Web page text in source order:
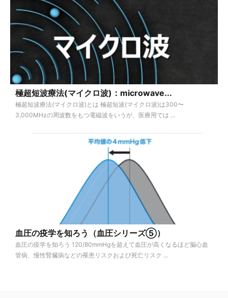
極超短波療法(マイクロ波)：microwave...
極超短波療法(マイクロ波)とは 極超短波(マイクロ波)は300〜
3,000MHzの周波数をもつ電磁波をいうが、医療用では ...
血圧の疫学を知ろう（血圧シリーズ⑤）
血圧の疫学を知ろう 120/80mmHgを超えて血圧が高くなるほど脳心血
管病、慢性腎臓病などの罹患リスクおよび死亡リスク ...